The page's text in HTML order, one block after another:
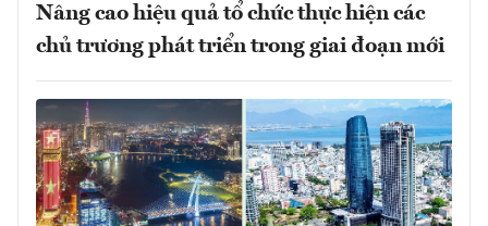
Nâng cao hiệu quả tổ chức thực hiện các
chủ trương phát triển trong giai đoạn mới